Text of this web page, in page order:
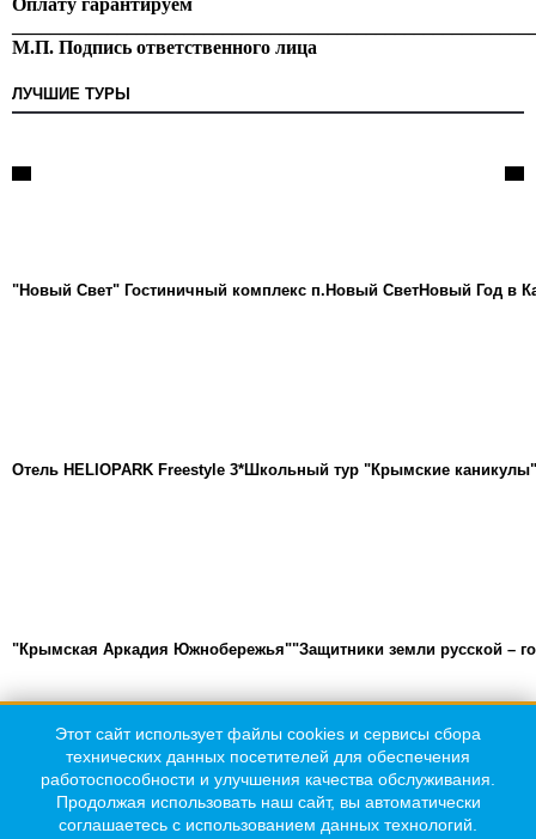
Оплату гарантируем
М.П. Подпись ответственного лица
ЛУЧШИЕ ТУРЫ
"Новый Свет" Гостиничный комплекс п.Новый СветНовый Год в
Отель HELIOPARK Freestyle 3*Школьный тур "Крымские каникулы"
"Крымская Аркадия Южнобережья""Защитники земли русской –
Телефон:
+7(978) 040-11-41
E-Mail:
office@arkadia-crimea.com
Этот сайт использует файлы cookies и сервисы сбора
технических данных посетителей для обеспечения
работоспособности и улучшения качества обслуживания.
Продолжая использовать наш сайт, вы автоматически
соглашаетесь с использованием данных технологий.